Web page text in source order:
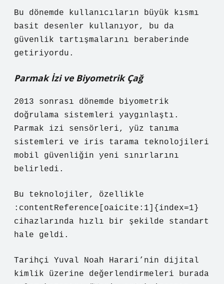
Bu dönemde kullanıcıların büyük kısmı
basit desenler kullanıyor, bu da
güvenlik tartışmalarını beraberinde
getiriyordu.
Parmak İzi ve Biyometrik Çağ
2013 sonrası dönemde biyometrik
doğrulama sistemleri yaygınlaştı.
Parmak izi sensörleri, yüz tanıma
sistemleri ve iris tarama teknolojileri
mobil güvenliğin yeni sınırlarını
belirledi.
Bu teknolojiler, özellikle
:contentReference[oaicite:1]{index=1}
cihazlarında hızlı bir şekilde standart
hale geldi.
Tarihçi Yuval Noah Harari’nin dijital
kimlik üzerine değerlendirmeleri burada